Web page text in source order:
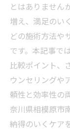
とはありません
増え、満足のい
どの施術方法や
です。本記事で
比較ポイント、
ウンセリングや
頼性と効率性の
奈川県相模原市
納得のいくケア